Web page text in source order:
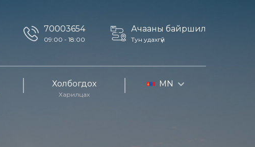
70003654
09:00 - 18:00
Ачааны байршил
Тун удахгүй
Холбогдох
Харилцах
MN